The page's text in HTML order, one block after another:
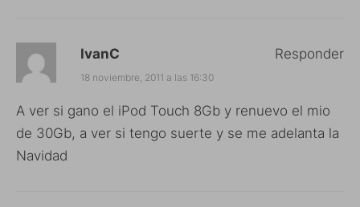
IvanC
18 noviembre, 2011 a las 16:30
A ver si gano el iPod Touch 8Gb y renuevo el mio
de 30Gb, a ver si tengo suerte y se me adelanta la
Navidad
Responder